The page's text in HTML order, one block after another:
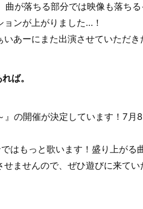
が落ちる部分では映像も落ち
ンが上がりました…！
あーにまた出演させていただ
ば。
の開催が決定しています！7月
はもっと歌います！盛り上がる
ませんので、ぜひ遊びに来て